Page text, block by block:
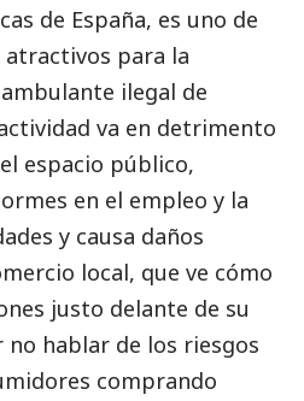
de España, es uno de
atractivos para la
ilegal de
va en detrimento
espacio público,
en el empleo y la
y causa daños
local, que ve cómo
justo delante de su
hablar de los riesgos
comprando